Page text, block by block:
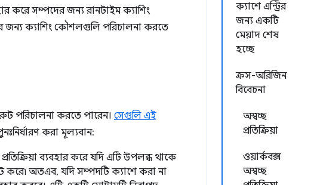
ক্যাশে এন্ট্রির
জন্য একটি
মেয়াদ শেষ
হচ্ছে
ক্রস-অরিজিন
বিবেচনা
অস্বচ্ছ
প্রতিক্রিয়া
ওয়ার্কবক্স
অস্বচ্ছ
করে সম্পদের জন্য রানটাইম ক্যাশিং
জন্য ক্যাশিং কৌশলগুলি পরিচালনা করতে
পরিচালনা করতে পারেন। সেগুলি এই
করা মূল্যবান:
ব্যবহার করে যদি এটি উপলব্ধ থাকে
করে৷ অতএব, যদি সম্পদটি ক্যাশে করা না